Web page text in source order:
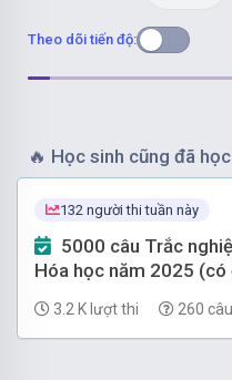
Mẩu thử tạo kết tủa
- Mẩu thử tạo kết tủa
đỏ là FeSO
Theo dõi tiến độ:
🔥 Học sinh cũng đã học
132 người thi tuần này
Hóa học năm 2025 (có
3.2 K lượt thi 260